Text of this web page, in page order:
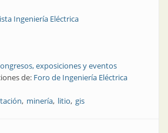
Ingeniería Eléctrica
exposiciones y eventos
de: Foro de Ingeniería Eléctrica
minería litio gis